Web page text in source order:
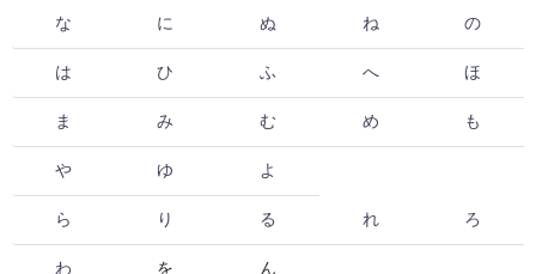
な に ぬ ね の
は ひ ふ へ ほ
ま み む め も
や ゆ よ
ら り る れ ろ
わ を ん